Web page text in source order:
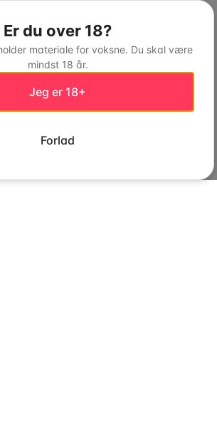
Er du over 18?
materiale for voksne. Du skal være
mindst 18 år.
Jeg er 18+
Forlad